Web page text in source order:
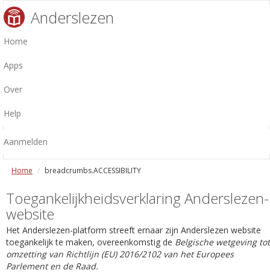
Anderslezen
Home
Apps
Over
Help
Aanmelden
Home breadcrumbs.ACCESSIBILITY
Toegankelijkheidsverklaring Anderslezen-
website
Het Anderslezen-platform streeft ernaar zijn Anderslezen website
toegankelijk te maken, overeenkomstig de Belgische wetgeving tot
omzetting van Richtlijn (EU) 2016/2102 van het Europees
Parlement en de Raad.